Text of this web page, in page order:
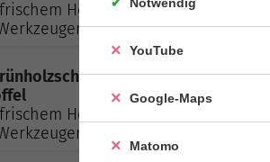
Holz und
–
Holz und
Mi.
YouTube
Google-Maps
Matomo